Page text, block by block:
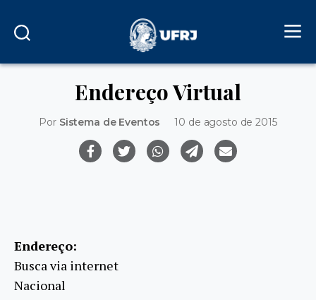
Endereço Virtual
Por Sistema de Eventos 10 de agosto de 2015
Endereço:
Busca via internet
Nacional